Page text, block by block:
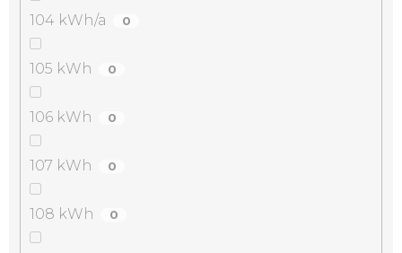
104 kWh/a 0
105 kWh 0
106 kWh 0
107 kWh 0
108 kWh 0